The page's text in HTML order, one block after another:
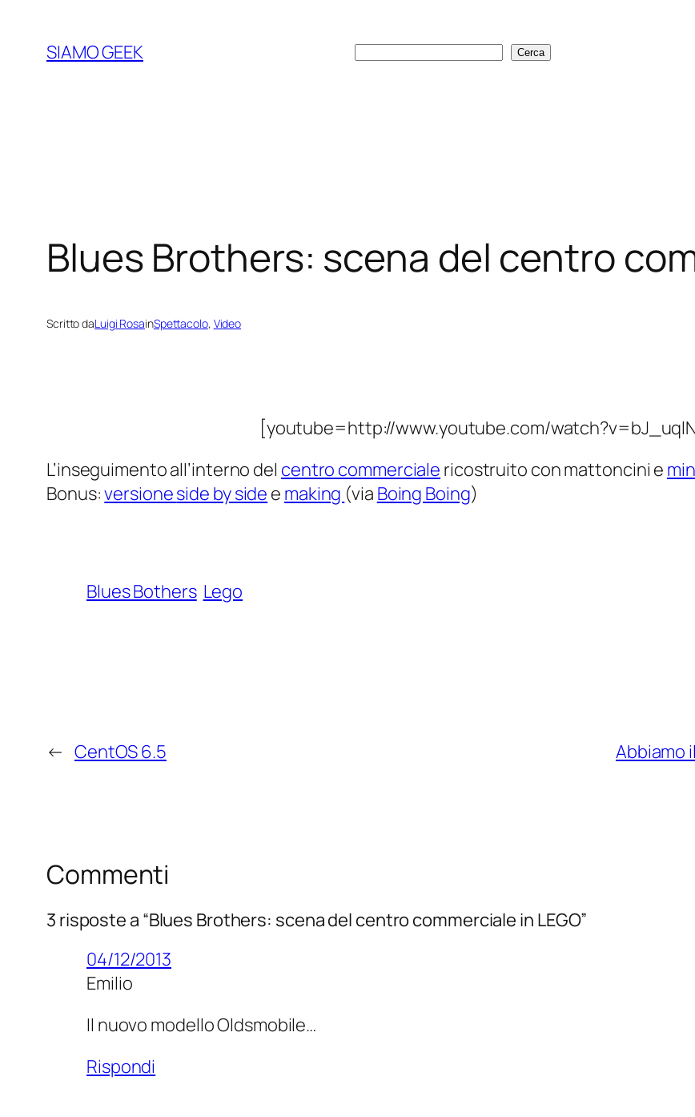
contenuto
SIAMO GEEK Cerca Cerca
Blues Brothers: scena del centro
Scritto daLuigi RosainSpettacolo, Video
[youtube=http://www.youtube.com/
L’inseguimento all’interno del centro commerciale ricostruito con mattoncini e
Bonus:versioneside by side e making (via Boing Boing)
Blues Bothers Lego
← CentOS 6.5 Abbiamo
Commenti
3 risposte a “Blues Brothers: scena del centro commerciale in LEGO”
04/12/2013
Emilio
Il nuovo modello Oldsmobile…
Rispondi